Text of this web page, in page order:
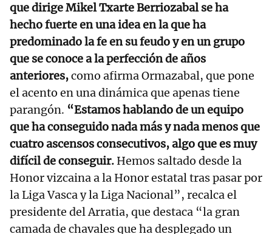
que dirige Mikel Txarte Berriozabal se ha
hecho fuerte en una idea en la que ha
predominado la fe en su feudo y en un grupo
que se conoce a la perfección de años
anteriores,como afirma Ormazabal, que pone
el acento en una dinámica que apenas tiene
parangón. “Estamos hablando de un equipo
que ha conseguido nada más y nada menos que
cuatro ascensos consecutivos, algo que es muy
difícil de conseguir. Hemos saltado desde la
Honor vizcaina a la Honor estatal tras pasar por
la Liga Vasca y la Liga Nacional”, recalca el
presidente del Arratia, que destaca “la gran
camada de chavales que ha desplegado un